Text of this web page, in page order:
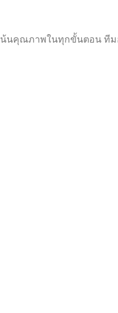
น้นคุณภาพในทุกขั้นตอน